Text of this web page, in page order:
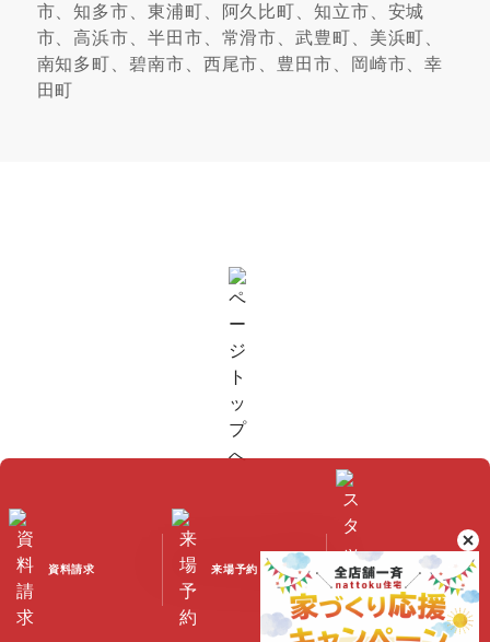
市、知多市、東浦町、阿久比町、知立市、安城
市、高浜市、半田市、常滑市、武豊町、美浜町、
南知多町、碧南市、西尾市、豊田市、岡崎市、幸
田町
資料請求 来場予約 スタッフブログ